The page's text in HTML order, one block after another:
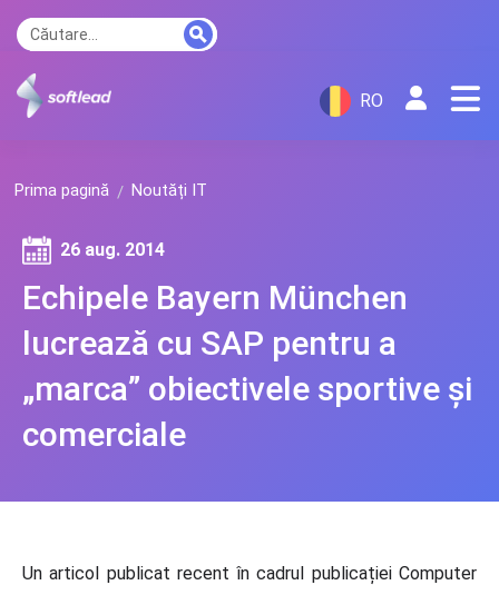
RO
Prima pagină Noutăți IT
Echipele Bayern München
lucrează cu SAP pentru a
„marca” obiectivele sportive și
comerciale
26 aug. 2014
Un articol publicat recent în cadrul publicației Computer